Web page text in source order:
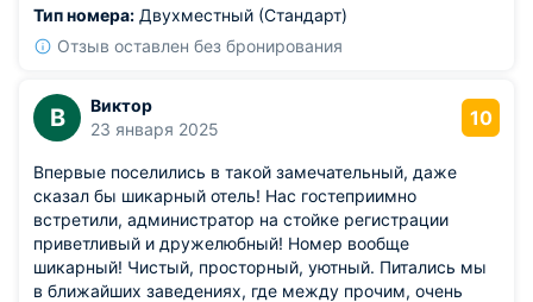
Тип номера: Двухместный (Стандарт)
Отзыв оставлен без бронирования
В
Виктор
23 января 2025
10
Впервые поселились в такой замечательный, даже
сказал бы шикарный отель! Нас гостеприимно
встретили, администратор на стойке регистрации
приветливый и дружелюбный! Номер вообще
шикарный! Чистый, просторный, уютный. Питались мы
в ближайших заведениях, где между прочим, очень